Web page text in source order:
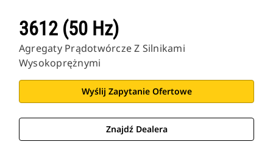
3612 (50 Hz)
Agregaty Prądotwórcze Z Silnikami
Wysokoprężnymi
Wyślij Zapytanie Ofertowe
Znajdź Dealera